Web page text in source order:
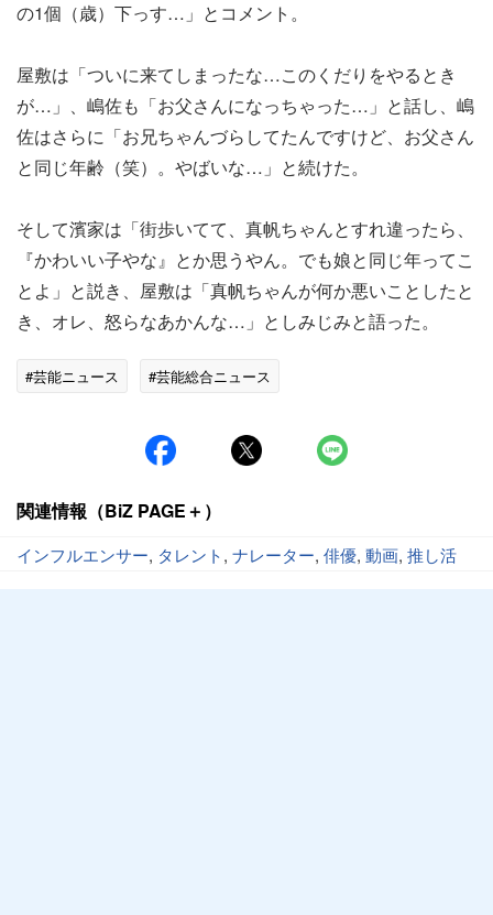
の1個（歳）下っす…」とコメント。
屋敷は「ついに来てしまったな…このくだりをやるとき
が…」、嶋佐も「お父さんになっちゃった…」と話し、嶋
佐はさらに「お兄ちゃんづらしてたんですけど、お父さん
と同じ年齢（笑）。やばいな…」と続けた。
そして濱家は「街歩いてて、真帆ちゃんとすれ違ったら、
『かわいい子やな』とか思うやん。でも娘と同じ年ってこ
とよ」と説き、屋敷は「真帆ちゃんが何か悪いことしたと
き、オレ、怒らなあかんな…」としみじみと語った。
#芸能ニュース #芸能総合ニュース
関連情報（BiZ PAGE＋）
インフルエンサー, タレント, ナレーター, 俳優, 動画, 推し活